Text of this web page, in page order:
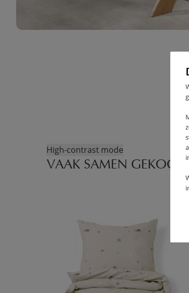
High-contrast mode
VAAK SAMEN GEKOCHT